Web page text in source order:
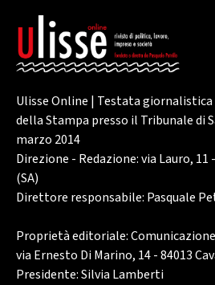
Ulisse Online | Testata
della Stampa presso il Tribunale di
marzo 2014
Direzione - Redazione: via Lauro, 11
(SA)
Direttore responsabile: Pasquale
Proprietà editoriale:
via Ernesto Di Marino, 14 - 84013
Presidente: Silvia Lamberti